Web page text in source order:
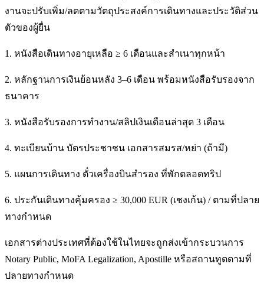
งานจะปรับเพิ่ม/ลดตามวัตถุประสงค์การเดินทางและประวัติส่วน
ตัวของผู้ยื่น
1. หนังสือเดินทางอายุเหลือ ≥ 6 เดือนและสำเนาทุกหน้า
2. หลักฐานการเงินย้อนหลัง 3–6 เดือน พร้อมหนังสือรับรองจาก
ธนาคาร
3. หนังสือรับรองการทำงาน/สลิปเงินเดือนล่าสุด 3 เดือน
4. ทะเบียนบ้าน บัตรประชาชน เอกสารสมรส/หย่า (ถ้ามี)
5. แผนการเดินทาง ตั๋วเครื่องบินสำรอง ที่พักตลอดทริป
6. ประกันเดินทางคุ้มครอง ≥ 30,000 EUR (เชงเก้น) / ตามที่ปลาย
ทางกำหนด
เอกสารต่างประเทศที่ต้องใช้ในไทยจะถูกส่งเข้ากระบวนการ
Notary Public, MoFA Legalization, Apostille หรือสถานทูตตามที่
ปลายทางกำหนด